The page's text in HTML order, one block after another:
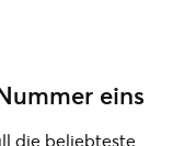
eins
die beliebteste